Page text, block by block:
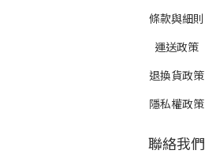
條款與細則
運送政策
退換貨政策
隱私權政策
聯絡我們